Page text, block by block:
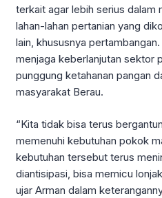
terkait agar lebih serius dalam
lahan-lahan pertanian yang
lain, khususnya
menjaga keberlanjutan sektor
punggung ketahanan pangan
masyarakat Berau.
“Kita tidak bisa terus
memenuhi kebutuhan pokok
kebutuhan tersebut terus
diantisipasi, bisa memicu
ujar Arman dalam